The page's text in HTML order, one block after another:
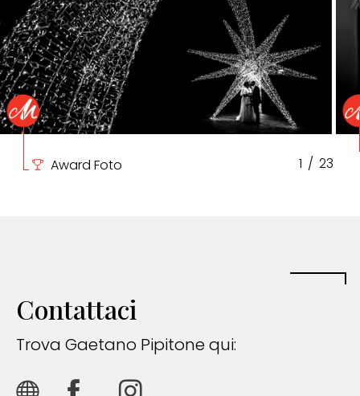
Award Foto 1 / 23
Contattaci
Trova Gaetano Pipitone qui: